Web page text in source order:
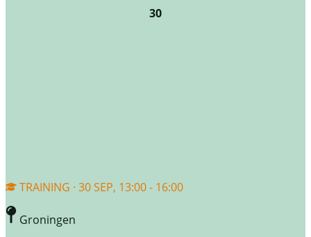
30
TRAINING · 30 SEP, 13:00 - 16:00
Groningen